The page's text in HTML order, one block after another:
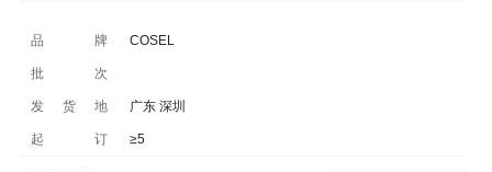
品牌 COSEL
批次
发货地 广东 深圳
起订 ≥5